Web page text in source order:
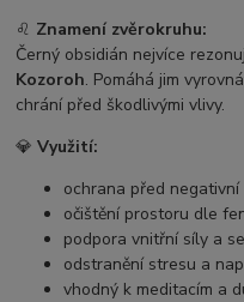
♌ Znamení zvěrokruhu:
Černý obsidián nejvíce
Kozoroh. Pomáhá jim
chrání před škodlivými vlivy.
💎Využití:
ochrana před negativní
očištění prostoru dle
podpora vnitřní síly a
odstranění stresu a
vhodný k meditacím a